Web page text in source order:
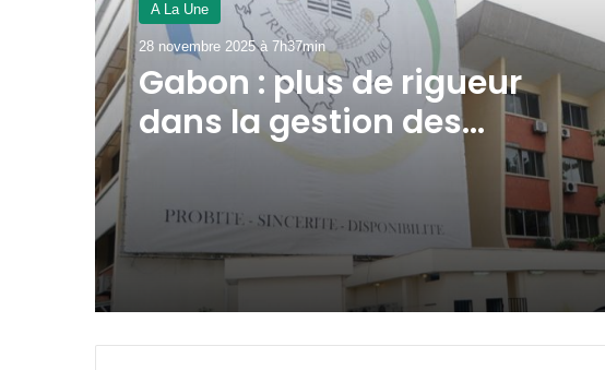
A La Une
27 novembre 2025 à 10h01min
Gabon : un e-Visa 100 %
digital d’ici à décembre